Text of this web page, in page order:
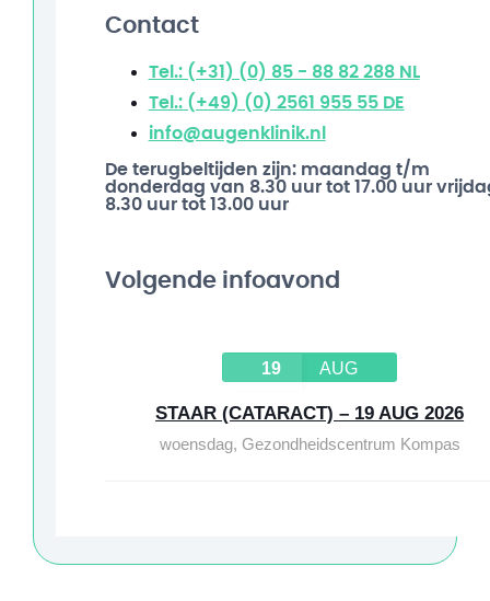
Contact
Tel.: (+31) (0) 85 - 88 82 288 NL
Tel.: (+49) (0) 2561 955 55 DE
info@augenklinik.nl
De terugbeltijden zijn: maandag t/m
donderdag van 8.30 uur tot 17.00 uur
8.30 uur tot 13.00 uur
Volgende infoavond
19 AUG
STAAR (CATARACT) – 19 AUG 2026
woensdag, Gezondheidscentrum Kompas